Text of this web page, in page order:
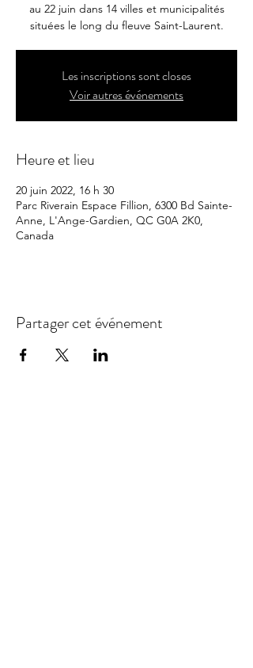
au 22 juin dans 14 villes et municipalités
situées le long du fleuve Saint-Laurent.
Les inscriptions sont closes
Voir autres événements
Heure et lieu
20 juin 2022, 16 h 30
Parc Riverain Espace Fillion, 6300 Bd Sainte-
Anne, L'Ange-Gardien, QC G0A 2K0,
Canada
Partager cet événement